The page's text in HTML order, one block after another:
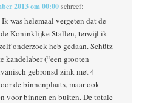
2013 om 00:00schreef:
was helemaal vergeten dat de
Koninklijke Stallen, terwijl ik
onderzoek heb gedaan. Schütz
kandelaber (“een grooten
gebronsd zink met 4
de binnenplaats, maar ook
voor binnen en buiten. De totale